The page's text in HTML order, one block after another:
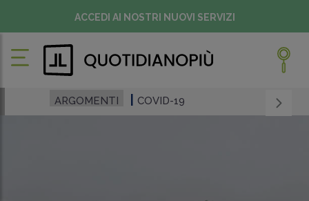
ACCEDI AI NOSTRI NUOVI SERVIZI
ARGOMENTI COVID-19